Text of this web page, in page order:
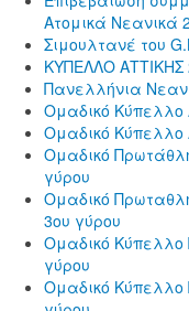
Ατομικά Νεανικά
Σιμουλτανέ του
ΚΥΠΕΛΛΟ ΑΤΤΙΚΗΣ
Πανελλήνια
Ομαδικό Κύπελλο
Ομαδικό Κύπελλο
Ομαδικό
γύρου
Ομαδικό
3ου γύρου
Ομαδικό
γύρου
Ομαδικό Κύπελλο